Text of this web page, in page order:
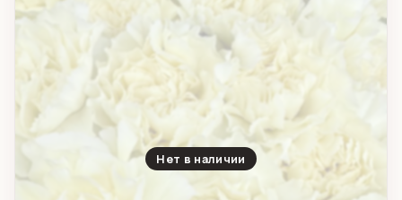
Нет в наличии